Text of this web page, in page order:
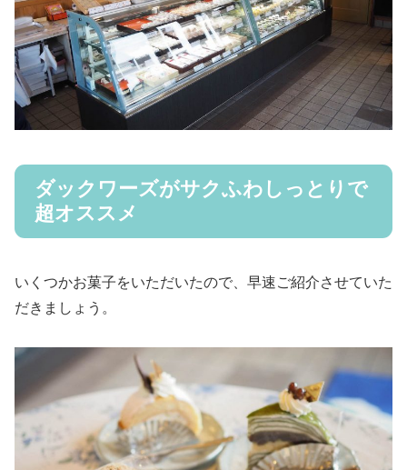
ダックワーズがサクふわしっとりで
超オススメ
いくつかお菓子をいただいたので、早速ご紹介させていた
だきましょう。